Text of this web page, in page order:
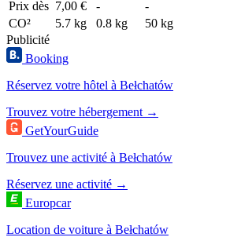
Prix dès 7,00 € -
-
CO²
5.7 kg 0.8 kg
50 kg
Publicité
Booking
Réservez votre hôtel à Bełchatów
Trouvez votre hébergement →
GetYourGuide
Trouvez une activité à Bełchatów
Réservez une activité →
Europcar
Location de voiture à Bełchatów